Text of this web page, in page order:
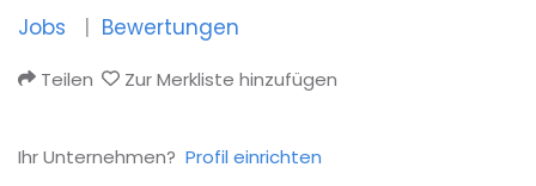
Jobs Bewertungen
Teilen Zur Merkliste hinzufügen
Ihr Unternehmen? Profil einrichten